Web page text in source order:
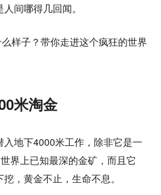
间哪得几回闻。
米淘金
地下4000米工作，除非它是一
界上已知最深的金矿，而且它
，黄金不止，生命不息。